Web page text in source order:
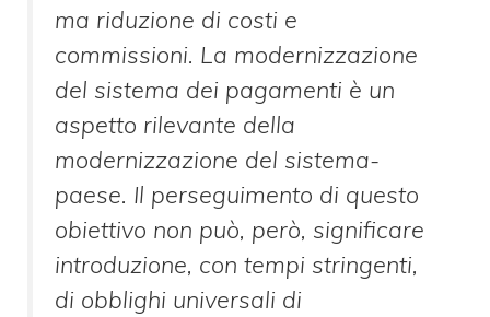
ma riduzione di costi e
commissioni. La modernizzazione
del sistema dei pagamenti è un
aspetto rilevante della
modernizzazione del sistema-
paese. Il perseguimento di questo
obiettivo non può, però, significare
introduzione, con tempi stringenti,
di obblighi universali di